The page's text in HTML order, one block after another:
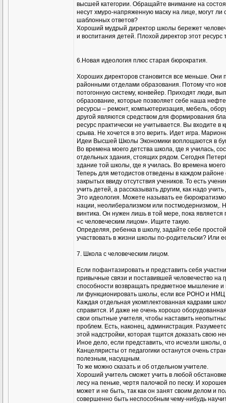
высшей категории. Обращайте внимание на
несут хмуро-напряженную маску на лице, могут
шаблонных ответов?
Хороший мудрый директор школы бережет
и воспитания детей. Плохой директор этот ресурс
6.Новая идеология плюс старая бюрократия.
Хороших директоров становится все меньше. Они
районными отделами образования. Потому что
потогонную систему, конвейер. Приходят люди,
образование, которые позволяет себе наша
ресурсы – ремонт, компьютеризация, мебель,
другой являются средством для формирования
ресурс практически не учитывается. Вы входите
срыва. Не хочется в это верить. Идет игра.
Идеи Высшей Школы Экономики воплощаются в
Во времена моего детства школа, где я училась,
отдельных здания, стоящих рядом. Сегодня
здание той школы, где я училась. Во времена
Теперь для методистов отведены в каждом
закрытых ввиду отсутствия учеников. То есть
учить детей, а рассказывать другим, как надо
Это идеология. Можете называть ее
нации, неолиберализмом или постмодернизмом,.
винтика. Он нужен лишь в той мере, пока является
«с человеческим лицом». Ищите такую.
Определяя, ребенка в школу, задайте себе
участвовать в жизни школы по-родительски? Или
7. Школа с человеческим лицом.
Если пофантазировать и представить себя
привычные связи и поставившей человечество на
способности возвращать предметное мышление и
ли функционировать школы, если все РОНО и НМЦ
Каждая отдельная укомплектованная кадрами
справится. И даже не очень хорошо
свои опытные учителя, чтобы наставить
проблем. Есть, наконец, администрация.
этой надстройки, которая тщится доказать свою
Иное дело, если представить, что исчезли
Канцеляристы от педагогики останутся очень
полезным, насущным.
То же можно сказать и об отдельном учителе.
Хороший учитель сможет учить в любой
лесу на пеньке, чертя палочкой по песку. И
может и не быть, так как он занят своим делом и
совершенно быть неспособным чему-нибудь